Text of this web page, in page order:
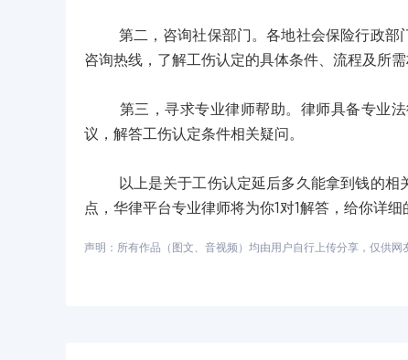
第二，咨询社保部门。各地社会保险行政部门
咨询热线，了解工伤认定的具体条件、流程及所需
第三，寻求专业律师帮助。律师具备专业法
议，解答工伤认定条件相关疑问。
以上是关于工伤认定延后多久能拿到钱的相
点，华律平台专业律师将为你1对1解答，给你详细
声明：所有作品（图文、音视频）均由用户自行上传分享，仅供